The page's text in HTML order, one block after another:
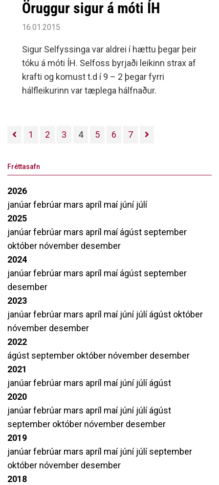
Öruggur sigur á móti ÍH
16.01.2015
Sigur Selfyssinga var aldrei í hættu þegar þeir
tóku á móti ÍH. Selfoss byrjaði leikinn strax af
krafti og komust t.d í 9 – 2 þegar fyrri
hálfleikurinn var tæplega hálfnaður.
1 2 3 4 5 6 7
Fréttasafn
2026
janúarfebrúar mars apríl maí júní júlí
2025
janúarfebrúar mars apríl maíágúst september
október nóvember desember
2024
janúarfebrúar mars apríl maíágúst september
desember
2023
janúarfebrúar mars apríl maí júní júlíágúst október
nóvember desember
2022
ágúst september október nóvember desember
2021
janúarfebrúar mars apríl maí júní júlíágúst
2020
janúarfebrúar mars apríl maí júní júlíágúst
september október nóvember desember
2019
janúarfebrúar mars apríl maí júní júlíseptember
október nóvember desember
2018